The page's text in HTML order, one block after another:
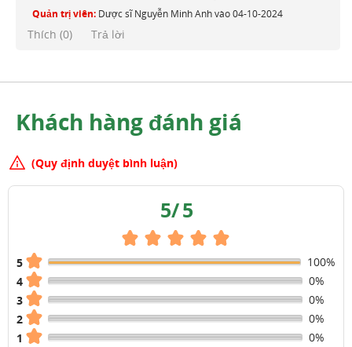
Quản trị viên: Dược sĩ Nguyễn Minh Anhvào04-10-2024
Thích (0) Trả lời
Khách hàng đánh giá
(Quy định duyệt bình luận)
5/5
5
100%
4
0%
3
0%
2
0%
1
0%